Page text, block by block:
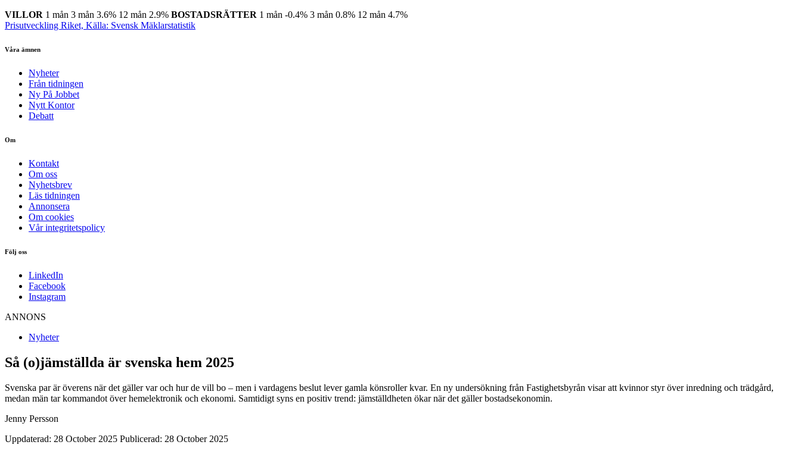
VILLOR 1 mån 3 mån 3.6% 12 mån 2.9% BOSTADSRÄTTER 1 mån -0.4% 3 mån 0.8% 12 mån 4.7%
Prisutveckling Riket, Källa: Svensk Mäklarstatistik
Våra ämnen
Nyheter
Från tidningen
Ny På Jobbet
Nytt Kontor
Debatt
Om
Kontakt
Om oss
Nyhetsbrev
Läs tidningen
Annonsera
Om cookies
Vår integritetspolicy
Följ oss
LinkedIn
Facebook
Instagram
ANNONS
Nyheter
Så (o)jämställda är svenska hem 2025
Svenska par är överens när det gäller var och hur de vill bo – men i vardagens beslut lever gamla könsroller kvar. En ny undersökning från Fastighetsbyrån visar att kvinnor styr över inredning och trädgård,
medan män tar kommandot över hemelektronik och ekonomi. Samtidigt syns en positiv trend: jämställdheten ökar när det gäller bostadsekonomin.
Jenny Persson
Uppdaterad: 28 October 2025 Publicerad: 28 October 2025